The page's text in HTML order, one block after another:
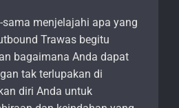
menjelajahi apa yang
Trawas begitu
bagaimana Anda dapat
tak terlupakan di
diri Anda untuk